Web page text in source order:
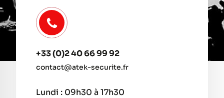
+33 (0)2 40 66 99 92
contact@atek-securite.fr
Lundi : 09h30 à 17h30